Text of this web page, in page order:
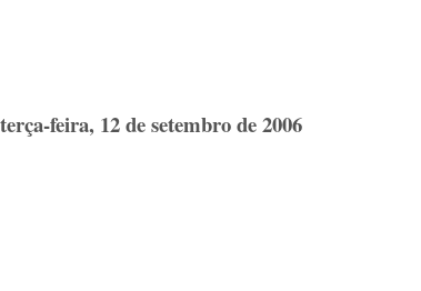
terça-feira, 12 de setembro de 2006